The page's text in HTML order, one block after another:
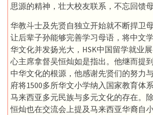
思源的精神，壮大校友联系，不忘回馈母
华教斗士及先贤自独立开始就不断捍卫
让后辈子孙能够完善学习母语，将中文
华文化并发扬光大，HSK中国留学就业
心主席拿督吴恒灿如是指出。他继而提
中华文化的根源，他感谢先贤们的努力
府将1500多所华文小学纳入国家教育体
马来西亚多元民族与多元文化的存在。
恒灿也在交流会上提及马来西亚华裔自